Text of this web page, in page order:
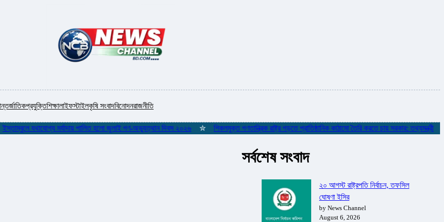
প্রযুক্তিশিক্ষালাইফস্টাইলকৃষি সংবাদবিনোদনরাজনীতি
যথাযোগ্য মর্যাদায় পালিত হলো জুলাই গণ-অভ্যুত্থান দিবস ২০২৬ ✮ শিকলমুক্ত গণতান্ত্রিক রাষ্ট্র গড়তে প্রাতিষ্ঠানিক কাঠামো তৈরি করতে চায় সরকার: তথ্যমন্ত্রী ✮
সর্বশেষ সংবাদ
২০ আগস্ট রাষ্ট্রপতি নির্বাচন, তফসিল
ঘোষণা ইসির
by News Channel
August 6, 2026